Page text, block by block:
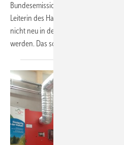
Bundesemissionshandelsgesetzes
Leiterin des Hauptstadtbüro
nicht neu in den Geltungsbereich des
werden. Das soll eine weitere